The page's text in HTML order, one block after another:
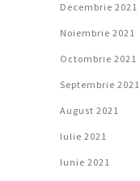
Decembrie 2021
Noiembrie 2021
Octombrie 2021
Septembrie 2021
August 2021
Iulie 2021
Iunie 2021